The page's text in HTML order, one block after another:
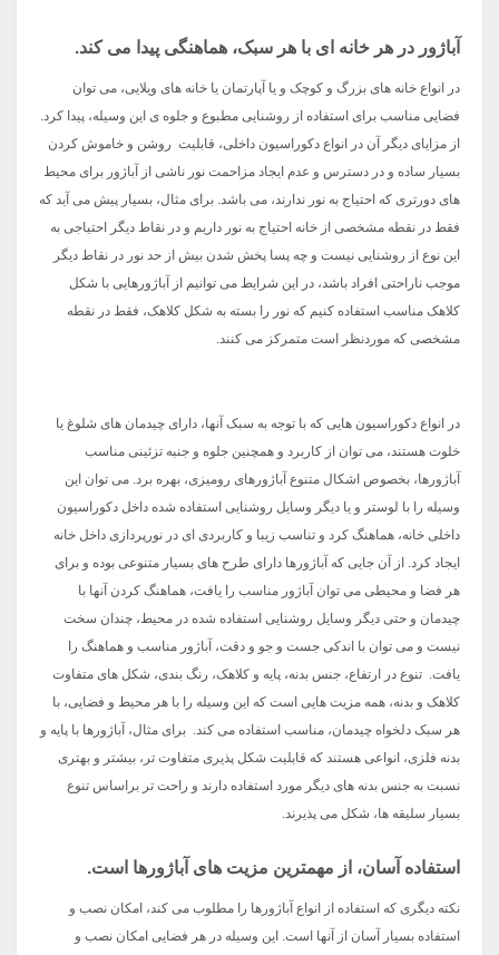
آباژور در هر خانه ای با هر سبک، هماهنگی پیدا می کند.
در انواع خانه های بزرگ و کوچک و یا آپارتمان یا خانه های ویلایی، می توان
فضایی مناسب برای استفاده از روشنایی مطبوع و جلوه ی این وسیله، پیدا کرد.
از مزایای دیگر آن در انواع دکوراسیون داخلی، قابلیت روشن و خاموش کردن
بسیار ساده و در دسترس و عدم ایجاد مزاحمت نور ناشی از آباژور برای محیط
های دورتری که احتیاج به نور ندارند، می باشد. برای مثال، بسیار پیش می آید که
فقط در نقطه مشخصی از خانه احتیاج به نور داریم و در نقاط دیگر احتیاجی به
این نوع از روشنایی نیست و چه پسا پخش شدن بیش از حد نور در نقاط دیگر
موجب ناراحتی افراد باشد، در این شرایط می توانیم از آباژورهایی با شکل
کلاهک مناسب استفاده کنیم که نور را بسته به شکل کلاهک، فقط در نقطه
مشخصی که موردنظر است متمرکز می کنند.
در انواع دکوراسیون هایی که با توجه به سبک آنها، دارای چیدمان های شلوغ یا
خلوت هستند، می توان از کاربرد و همچنین جلوه و جنبه تزئینی مناسب
آباژورها، بخصوص اشکال متنوع آباژورهای رومیزی، بهره برد. می توان این
وسیله را با لوستر و یا دیگر وسایل روشنایی استفاده شده داخل دکوراسیون
داخلی خانه، هماهنگ کرد و تناسب زیبا و کاربردی ای در نورپردازی داخل خانه
ایجاد کرد. از آن جایی که آباژورها دارای طرح های بسیار متنوعی بوده و برای
هر فضا و محیطی می توان آباژور مناسب را یافت، هماهنگ کردن آنها با
چیدمان و حتی دیگر وسایل روشنایی استفاده شده در محیط، چندان سخت
نیست و می توان با اندکی جست و جو و دقت، آباژور مناسب و هماهنگ را
یافت. تنوع در ارتفاع، جنس بدنه، پایه و کلاهک، رنگ بندی، شکل های متفاوت
کلاهک و بدنه، همه مزیت هایی است که این وسیله را با هر محیط و فضایی، با
هر سبک دلخواه چیدمان، مناسب استفاده می کند. برای مثال، آباژورها با پایه و
بدنه فلزی، انواعی هستند که قابلیت شکل پذیری متفاوت تر، بیشتر و بهتری
نسبت به جنس بدنه های دیگر مورد استفاده دارند و راحت تر براساس تنوع
بسیار سلیقه ها، شکل می پذیرند.
استفاده آسان، از مهمترین مزیت های آباژورها است.
نکته دیگری که استفاده از انواع آباژورها را مطلوب می کند، امکان نصب و
استفاده بسیار آسان از آنها است. این وسیله در هر فضایی امکان نصب و